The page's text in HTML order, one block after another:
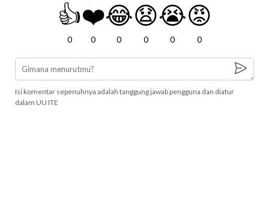
👍
0
❤️
0
😂
0
😧
0
😭
0
😡
0
Isi komentar sepenuhnya adalah tanggung jawab pengguna dan diatur
dalam UU ITE